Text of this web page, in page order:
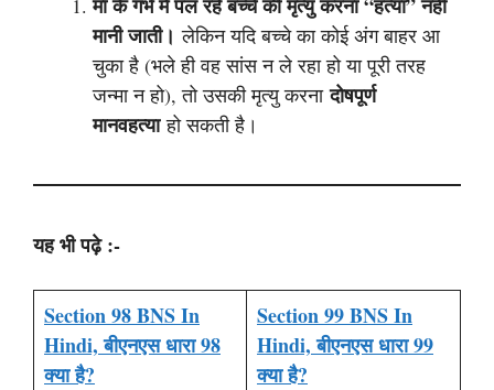
मानी जाती। लेकिन यदि बच्चे का कोई अंग बाहर आ
चुका है (भले ही वह सांस न ले रहा हो या पूरी तरह
जन्मा न हो), तो उसकी मृत्यु करनादोषपूर्ण
मानवहत्याहो सकती है।
यह भी पढ़े :-
Section 98 BNS In
Hindi, बीएनएस धारा 98
क्या है?
Section 99 BNS In
Hindi, बीएनएस धारा 99
क्या है?